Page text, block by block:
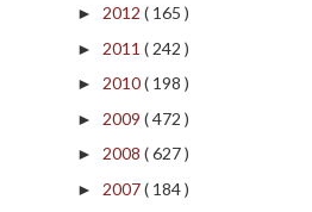
► 2012 ( 165 )
► 2011 ( 242 )
► 2010( 198 )
► 2009 ( 472 )
► 2008 ( 627 )
► 2007( 184 )